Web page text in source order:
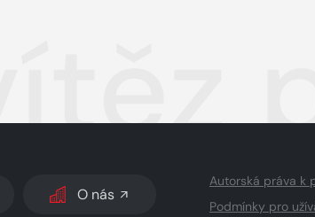
O nás
Autorská práva k
Podmínky pro